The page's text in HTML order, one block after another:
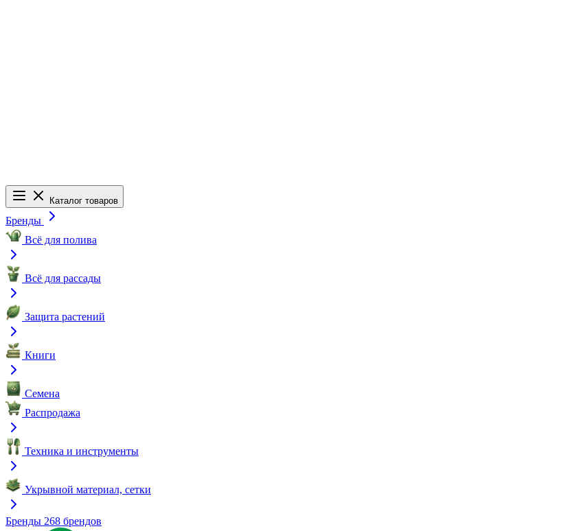
Каталог товаров
Бренды
Всё для полива
Всё для рассады
Защита растений
Книги
Семена
Распродажа
Техника и инструменты
Укрывной материал, сетки
Бренды 268 брендов